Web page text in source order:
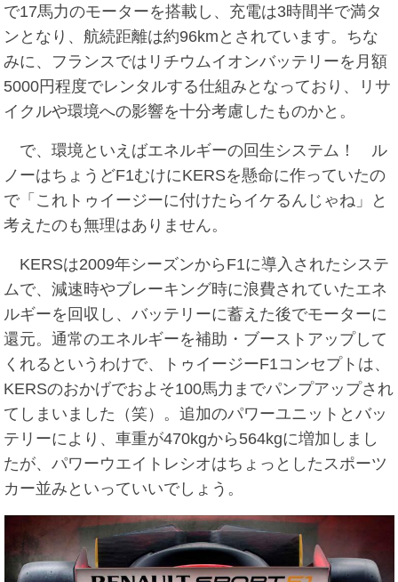
で17馬力のモーターを搭載し、充電は3時間半で満タ
ンとなり、航続距離は約96kmとされています。ちな
みに、フランスではリチウムイオンバッテリーを月額
5000円程度でレンタルする仕組みとなっており、リサ
イクルや環境への影響を十分考慮したものかと。
で、環境といえばエネルギーの回生システム！ ル
ノーはちょうどF1むけにKERSを懸命に作っていたの
で「これトゥイージーに付けたらイケるんじゃね」と
考えたのも無理はありません。
KERSは2009年シーズンからF1に導入されたシステ
ムで、減速時やブレーキング時に浪費されていたエネ
ルギーを回収し、バッテリーに蓄えた後でモーターに
還元。通常のエネルギーを補助・ブーストアップして
くれるというわけで、トゥイージーF1コンセプトは、
KERSのおかげでおよそ100馬力までパンプアップされ
てしまいました（笑）。追加のパワーユニットとバッ
テリーにより、車重が470kgから564kgに増加しまし
たが、パワーウエイトレシオはちょっとしたスポーツ
カー並みといっていいでしょう。